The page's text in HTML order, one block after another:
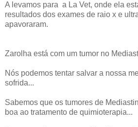
A levamos para a La Vet, onde ela
resultados dos exames de raio x e
apavoraram.
Zarolha está com um tumor no
Nós podemos tentar salvar a nossa
sofrida...
Sabemos que os tumores de
boa ao tratamento de quimioterapia...